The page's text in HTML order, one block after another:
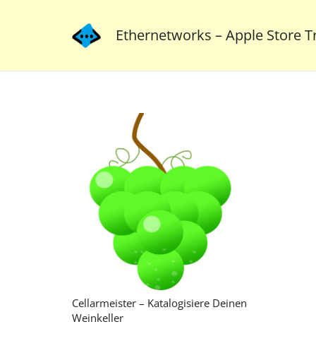
Ethernetworks – Apple Store
Cellarmeister – Katalogisiere Deinen
Weinkeller